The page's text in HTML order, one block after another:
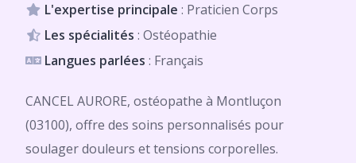
L'expertise principale : Praticien Corps
Les spécialités : Ostéopathie
Langues parlées : Français
CANCEL AURORE, ostéopathe à Montluçon
(03100), offre des soins personnalisés pour
soulager douleurs et tensions corporelles.